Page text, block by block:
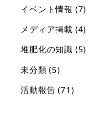
イベント情報 (7)
メディア掲載 (4)
堆肥化の知識 (5)
未分類 (5)
活動報告 (71)